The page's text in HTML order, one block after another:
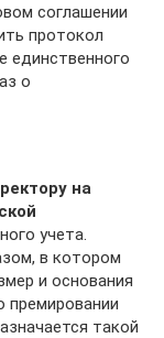
соглашении
протокол
единственного
о
на
учета.
в котором
и основания
премировании
такой